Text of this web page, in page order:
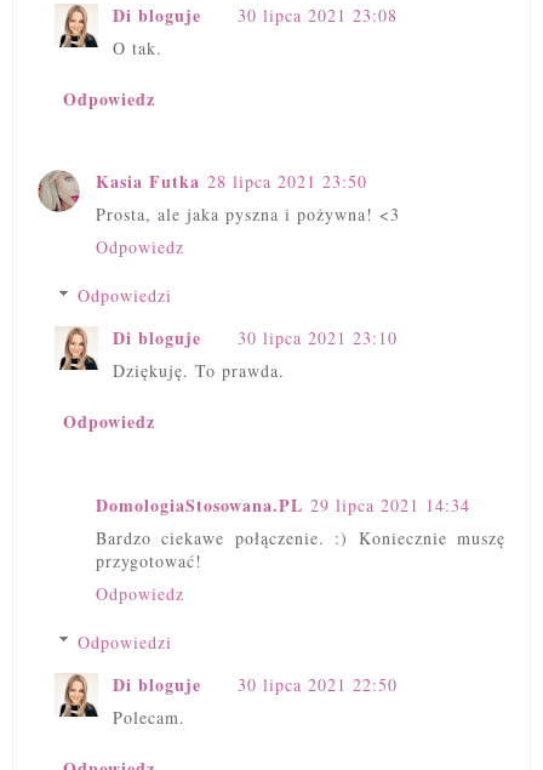
Di bloguje
30 lipca 2021 23:08
O tak.
Odpowiedz
Kasia Futka 28 lipca 2021 23:50
Prosta, ale jaka pyszna i pożywna! <3
Odpowiedz
Odpowiedzi
Di bloguje
30 lipca 2021 23:10
Dziękuję. To prawda.
Odpowiedz
DomologiaStosowana.PL 29 lipca 2021 14:34
Bardzo ciekawe połączenie. :) Koniecznie muszę
przygotować!
Odpowiedz
Odpowiedzi
Di bloguje
30 lipca 2021 22:50
Polecam.